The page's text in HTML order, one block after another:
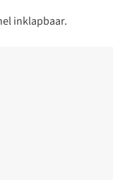
inklapbaar.